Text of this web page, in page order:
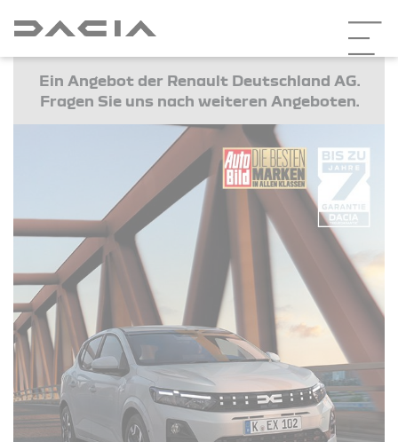
Ein Angebot der Renault Deutschland AG.
Fragen Sie uns nach weiteren Angeboten.